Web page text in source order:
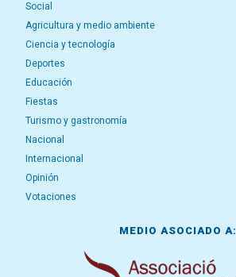
Social
Agricultura y medio ambiente
Ciencia y tecnología
Deportes
Educación
Fiestas
Turismo y gastronomía
Nacional
Internacional
Opinión
Votaciones
MEDIO ASOCIADO A: